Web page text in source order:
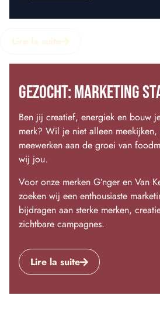
Lire la suite
GEZOCHT: MARKETING
Ben jij creatief, energiek en bouw
merk? Wil je niet alleen meekijken,
meewerken aan de groei van
wij jou.
Voor onze merken G’nger en Van
zoeken wij een enthousiaste
bijdragen aan sterke merken,
zichtbare campagnes.
Lire la suite